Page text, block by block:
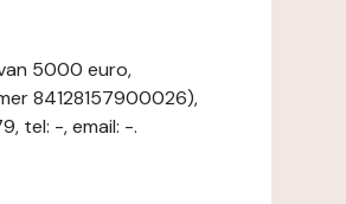
5000 euro,
84128157900026),
tel: -, email: -.